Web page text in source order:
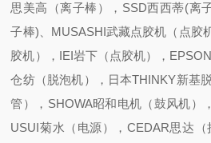
思美高（离子棒），SSD西西蒂(离
子棒)、MUSASHI武藏点胶机（点胶
胶机），IEI岩下（点胶机），
仓纺（脱泡机），日本THINKY新基
管），SHOWA昭和电机（鼓风机）
USUI菊水（电源），CEDAR思达